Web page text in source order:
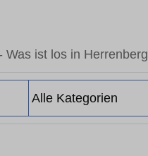
Was ist los in Herrenberg